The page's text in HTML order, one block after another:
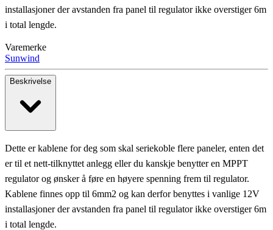
installasjoner der avstanden fra panel til regulator ikke overstiger 6m
i total lengde.
Varemerke
Sunwind
Beskrivelse
Dette er kablene for deg som skal seriekoble flere paneler, enten det
er til et nett-tilknyttet anlegg eller du kanskje benytter en MPPT
regulator og ønsker å føre en høyere spenning frem til regulator.
Kablene finnes opp til 6mm2 og kan derfor benyttes i vanlige 12V
installasjoner der avstanden fra panel til regulator ikke overstiger 6m
i total lengde.